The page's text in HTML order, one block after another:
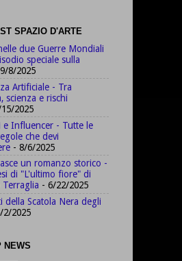
SPAZIO D'ARTE
due Guerre Mondiali
speciale sulla
8/2025
Artificiale - Tra
scienza e rischi
2025
e Influencer - Tutte le
che devi
- 8/6/2025
un romanzo storico -
di "L'ultimo fiore" di
Terraglia - 6/22/2025
della Scatola Nera degli
2/2025
NEWS